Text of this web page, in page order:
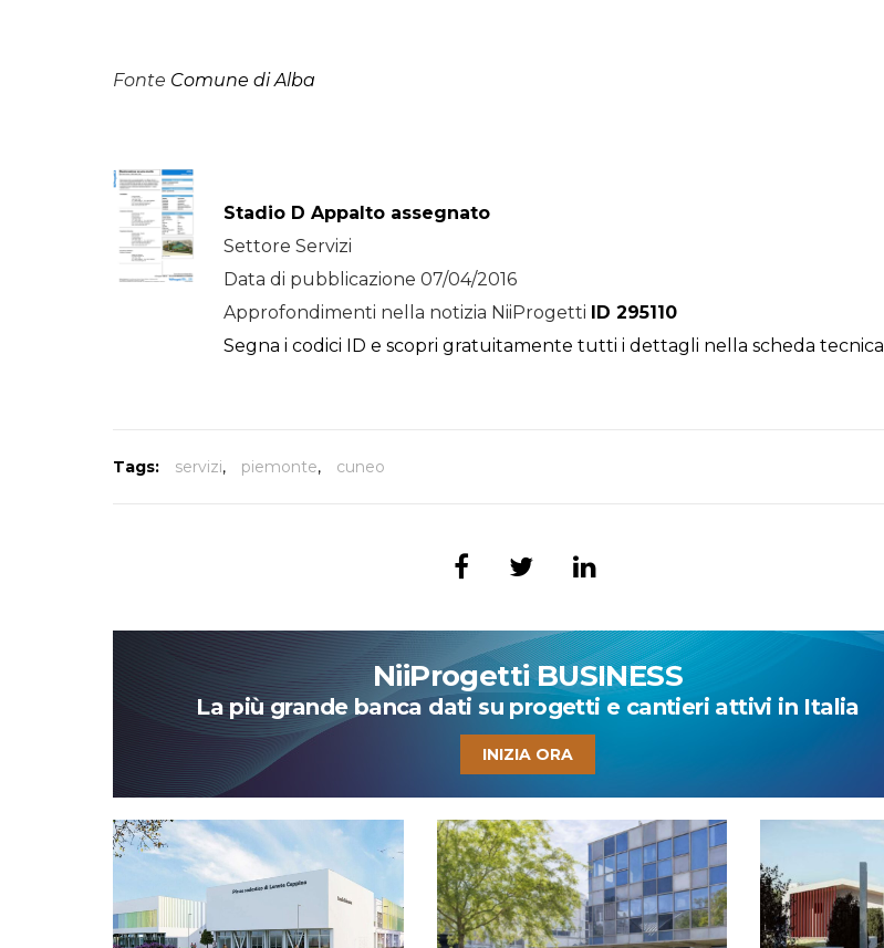
Fonte Comune di Alba
Stadio D Appalto assegnato
Settore Servizi
Data di pubblicazione 07/04/2016
Approfondimenti nella notizia NiiProgetti ID 295110
Segna i codici ID e scopri gratuitamente tutti i dettagli nella scheda tecnica
Tags: servizi, piemonte, cuneo
NiiProgetti BUSINESS
La più grande banca dati su progetti e cantieri attivi in Italia
INIZIA ORA